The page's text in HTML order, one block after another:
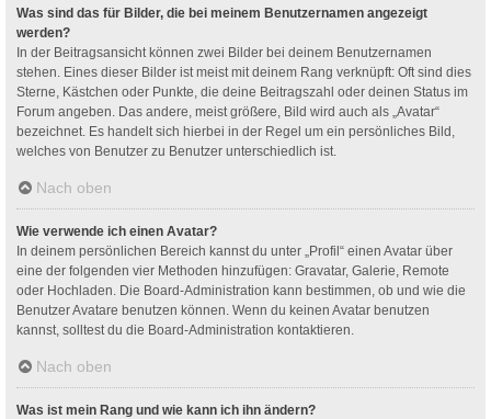
Was sind das für Bilder, die bei meinem Benutzernamen angezeigt
werden?
In der Beitragsansicht können zwei Bilder bei deinem Benutzernamen
stehen. Eines dieser Bilder ist meist mit deinem Rang verknüpft: Oft sind dies
Sterne, Kästchen oder Punkte, die deine Beitragszahl oder deinen Status im
Forum angeben. Das andere, meist größere, Bild wird auch als „Avatar“
bezeichnet. Es handelt sich hierbei in der Regel um ein persönliches Bild,
welches von Benutzer zu Benutzer unterschiedlich ist.
Nach oben
Wie verwende ich einen Avatar?
In deinem persönlichen Bereich kannst du unter „Profil“ einen Avatar über
eine der folgenden vier Methoden hinzufügen: Gravatar, Galerie, Remote
oder Hochladen. Die Board-Administration kann bestimmen, ob und wie die
Benutzer Avatare benutzen können. Wenn du keinen Avatar benutzen
kannst, solltest du die Board-Administration kontaktieren.
Nach oben
Was ist mein Rang und wie kann ich ihn ändern?